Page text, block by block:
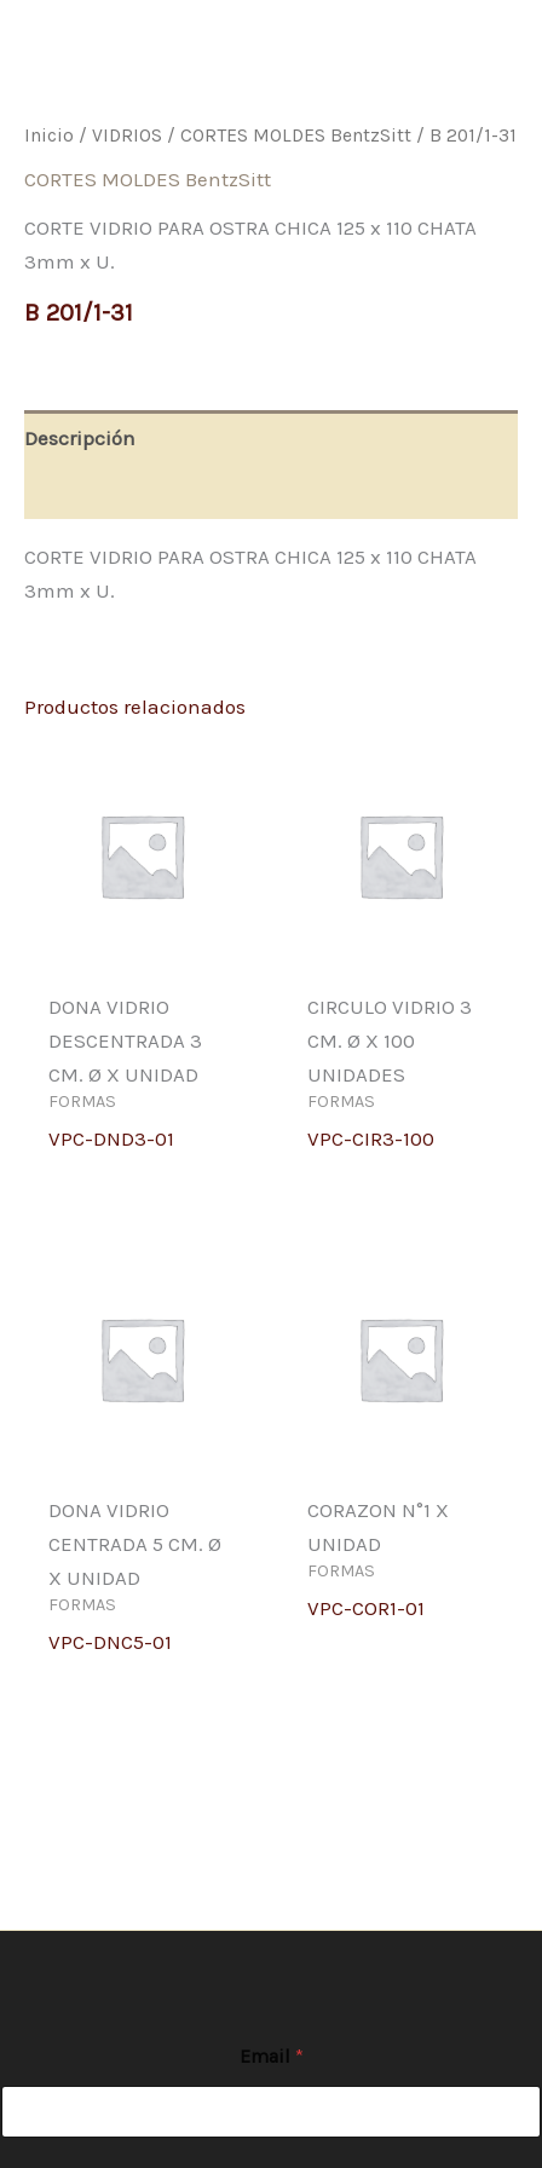
Inicio / VIDRIOS / CORTES MOLDES BentzSitt / B 201/1-31
CORTES MOLDES BentzSitt
CORTE VIDRIO PARA OSTRA CHICA 125 x 110 CHATA
3mm x U.
B 201/1-31
Descripción
CORTE VIDRIO PARA OSTRA CHICA 125 x 110 CHATA
3mm x U.
Productos relacionados
DONA VIDRIO
DESCENTRADA 3
CM. Ø X UNIDAD
FORMAS
VPC-DND3-01
CIRCULO VIDRIO 3
CM. Ø X 100
UNIDADES
FORMAS
VPC-CIR3-100
DONA VIDRIO
CENTRADA 5 CM. Ø
X UNIDAD
FORMAS
VPC-DNC5-01
CORAZON N°1 X
UNIDAD
FORMAS
VPC-COR1-01
Email *